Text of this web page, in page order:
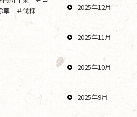
草 ＃伐採
2025年12月
2025年11月
2025年10月
2025年9月